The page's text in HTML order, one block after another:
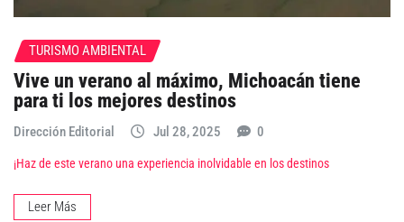
TURISMO AMBIENTAL
Vive un verano al máximo, Michoacán tiene
para ti los mejores destinos
Dirección Editorial Jul 28, 2025 0
¡Haz de este verano una experiencia inolvidable en los destinos
Leer Más